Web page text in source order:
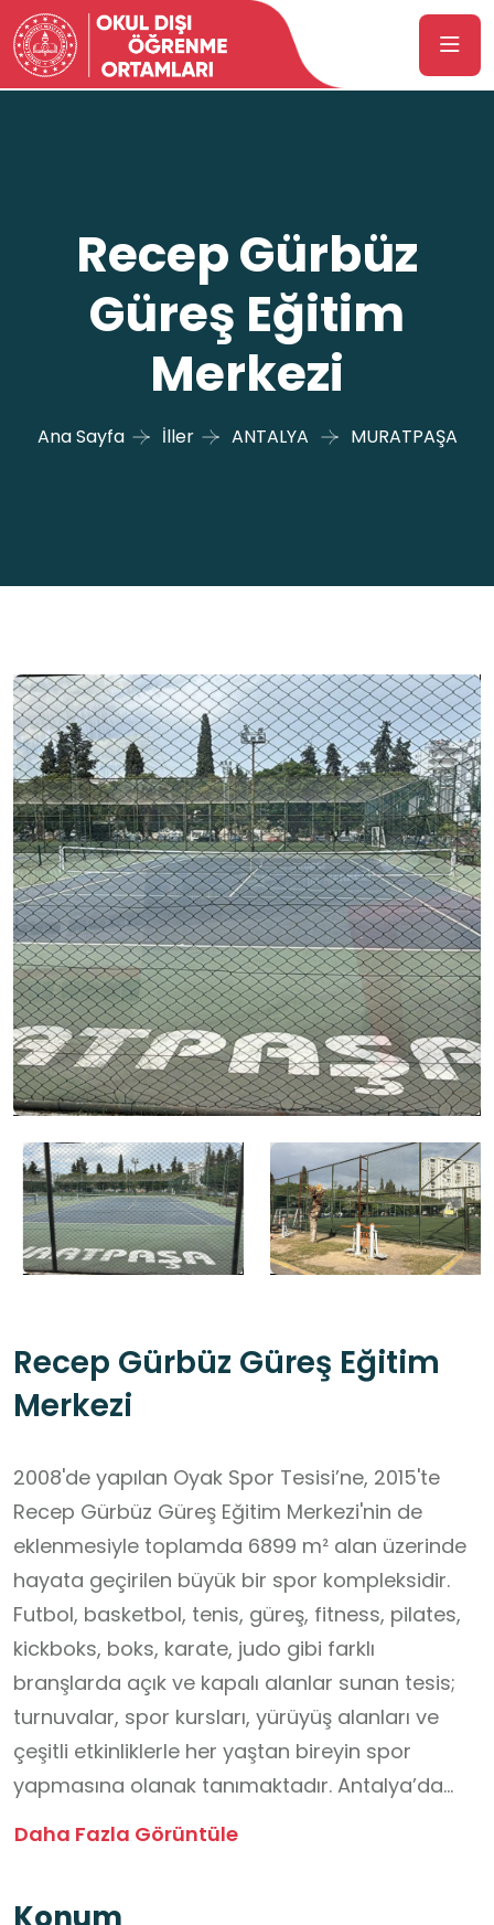
Recep Gürbüz
Güreş Eğitim
Merkezi
Ana Sayfa İller ANTALYA MURATPAŞA
Recep Gürbüz Güreş Eğitim
Merkezi
2008'de yapılan Oyak Spor Tesisi’ne, 2015'te
Recep Gürbüz Güreş Eğitim Merkezi'nin de
eklenmesiyle toplamda 6899 m² alan üzerinde
hayata geçirilen büyük bir spor kompleksidir.
Futbol, basketbol, tenis, güreş, fitness, pilates,
kickboks, boks, karate, judo gibi farklı
branşlarda açık ve kapalı alanlar sunan tesis;
turnuvalar, spor kursları, yürüyüş alanları ve
çeşitli etkinliklerle her yaştan bireyin spor
yapmasına olanak tanımaktadır. Antalya’da
genç pehlivanların yetişmesi amacıyla kurulan
Daha Fazla Görüntüle